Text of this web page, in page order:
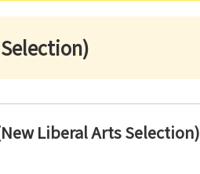
Liberal Arts Selection)